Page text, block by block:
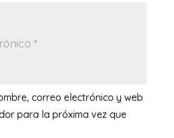
correo electrónico y web
para la próxima vez que